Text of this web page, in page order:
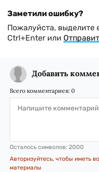
Заметили ошибку?
Пожалуйста,
Ctrl+Enter или
Добавить
Всего комментариев: 0
Осталось символов: 2000
Авторизуйтесь, чтобы иметь
материалы